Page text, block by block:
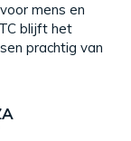
mens en
blijft het
prachtig van